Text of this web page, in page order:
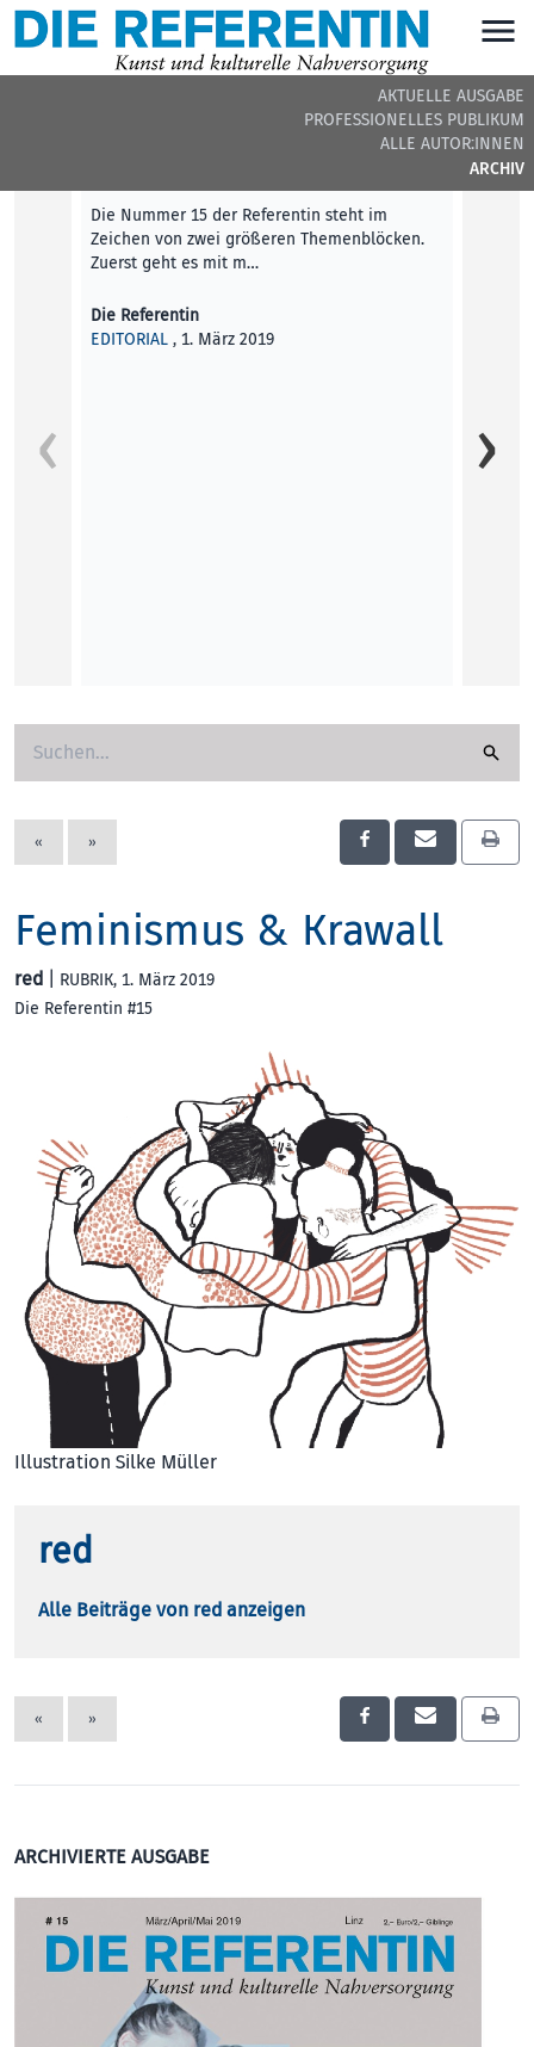
AKTUELLE AUSGABE
PROFESSIONELLES PUBLIKUM
ALLE AUTOR:INNEN
ARCHIV
DIE REFERENTIN #15 - BEITRÄGE DER AUSGABE
Die Nummer 15 der Referentin steht im
Zeichen von zwei größeren Themenblöcken.
Zuerst geht es mit m…
Die Referentin
EDITORIAL , 1. März 2019
das
« »
Feminismus & Krawall
red RUBRIK, 1. März 2019
Die Referentin #15
Illustration Silke Müller
red
Alle Beiträge von red anzeigen
« »
ARCHIVIERTE AUSGABE